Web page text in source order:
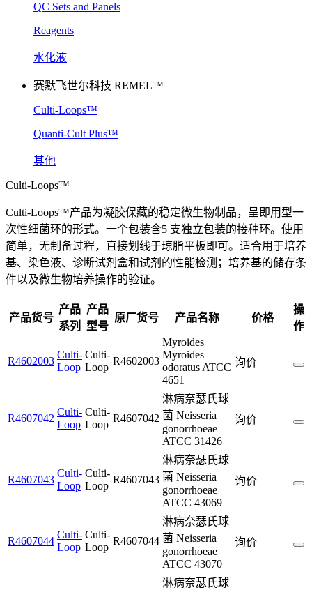
QC Sets and Panels
Reagents
水化液
赛默飞世尔科技 REMEL™
Culti-Loops™
Quanti-Cult Plus™
其他
Culti-Loops™
Culti-Loops™产品为凝胶保藏的稳定微生物制品，呈即用型一
次性细菌环的形式。一个包装含5 支独立包装的接种环。使用
简单，无制备过程，直接划线于琼脂平板即可。适合用于培养
基、染色液、诊断试剂盒和试剂的性能检测；培养基的储存条
件以及微生物培养操作的验证。
产品货号
产品
系列
产品
型号
原厂货号 产品名称 价格
操
作
R4602003
Culti-
Loop
Culti-
Loop
R4602003
Myroides
Myroides
odoratus ATCC
4651
询价
R4607042
Culti-
Loop
Culti-
Loop
R4607042
淋病奈瑟氏球
菌 Neisseria
gonorrhoeae
ATCC 31426
询价
R4607043
Culti-
Loop
Culti-
Loop
R4607043
淋病奈瑟氏球
菌 Neisseria
gonorrhoeae
ATCC 43069
询价
R4607044
Culti-
Loop
Culti-
Loop
R4607044
淋病奈瑟氏球
菌 Neisseria
gonorrhoeae
ATCC 43070
询价
淋病奈瑟氏球